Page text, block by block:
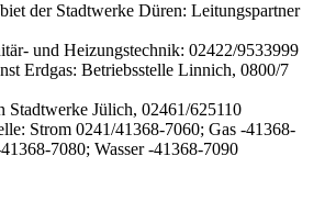
der Stadtwerke Düren: Leitungspartner
und Heizungstechnik: 02422/9533999
Erdgas: Betriebsstelle Linnich, 0800/7
Stadtwerke Jülich, 02461/625110
Strom 0241/41368-7060; Gas -41368-
7080; Wasser -41368-7090